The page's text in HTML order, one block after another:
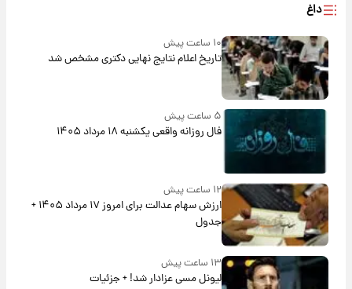
داغ
۱۰ ساعت پیش
تاریخ اعلام نتایج نهایی دکتری مشخص شد
۵ ساعت پیش
فال روزانه واقعی یکشنبه ۱۸ مرداد ۱۴۰۵
۱۲ ساعت پیش
ارزش سهام عدالت برای امروز ۱۷ مرداد ۱۴۰۵ +
جدول
۱۳ ساعت پیش
لیونل مسی عزادار شد! + جزئیات